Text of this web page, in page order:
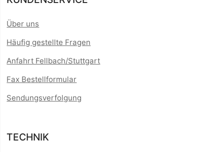
Über uns
Häufig gestellte Fragen
Anfahrt Fellbach/Stuttgart
Fax Bestellformular
Sendungsverfolgung
TECHNIK